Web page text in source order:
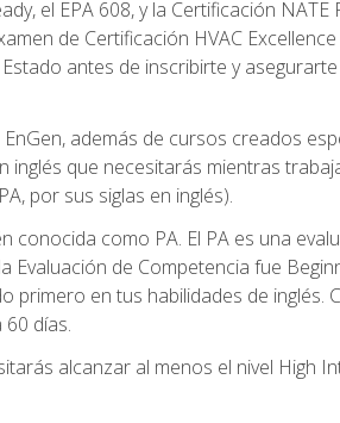
el EPA 608, y la Certificación NATE
de Certificación HVAC
antes de inscribirte y
además de cursos creados
inglés que necesitarás mientras
por sus siglas en inglés).
como PA. El PA es una
de Competencia fue
en tus habilidades de inglés.
días.
alcanzar al menos el nivel High